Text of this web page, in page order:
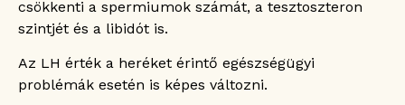
csökkenti a spermiumok számát, a tesztoszteron
szintjét és a libidót is.
Az LH érték a heréket érintő egészségügyi
problémák esetén is képes változni.